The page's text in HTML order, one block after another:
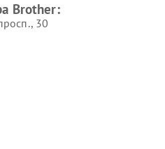
Brother:
30